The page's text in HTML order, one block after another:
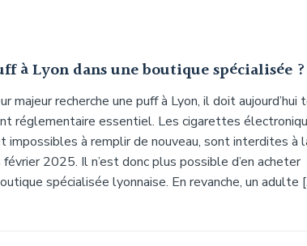
à Lyon dans une boutique spécialisée ?
majeur recherche une puff à Lyon, il doit aujourd’hui
réglementaire essentiel. Les cigarettes
impossibles à remplir de nouveau, sont interdites à
2025. Il n’est donc plus possible d’en acheter
spécialisée lyonnaise. En revanche, un adulte